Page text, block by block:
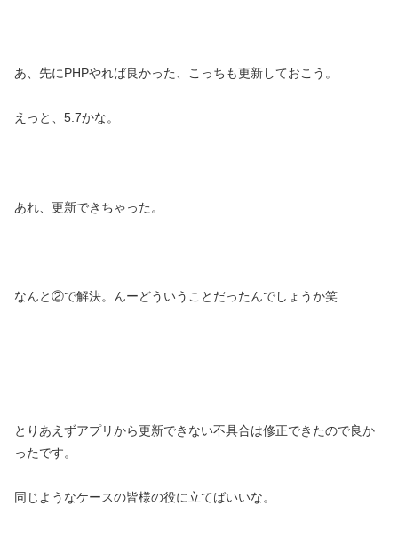
あ、先にPHPやれば良かった、こっちも更新しておこう。
えっと、5.7かな。
あれ、更新できちゃった。
なんと②で解決。んーどういうことだったんでしょうか笑
とりあえずアプリから更新できない不具合は修正できたので良か
ったです。
同じようなケースの皆様の役に立てばいいな。